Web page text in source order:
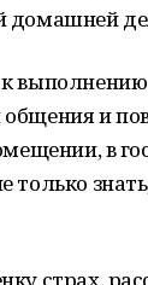
домашней
и
в
только